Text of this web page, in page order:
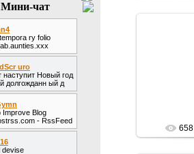
Мини-чат
658